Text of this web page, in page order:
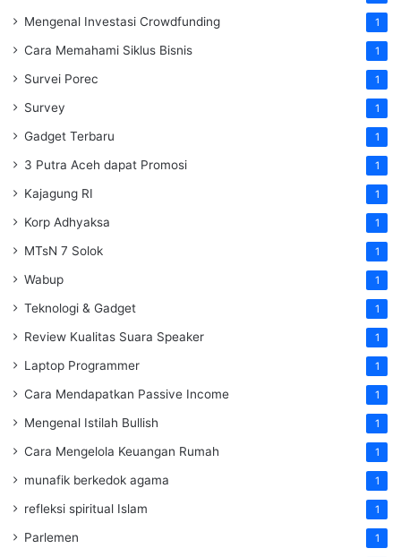
Mengenal Investasi Crowdfunding 1
Cara Memahami Siklus Bisnis 1
Survei Porec 1
Survey 1
Gadget Terbaru 1
3 Putra Aceh dapat Promosi 1
Kajagung RI 1
Korp Adhyaksa 1
MTsN 7 Solok 1
Wabup 1
Teknologi & Gadget 1
Review Kualitas Suara Speaker 1
Laptop Programmer 1
Cara Mendapatkan Passive Income 1
Mengenal Istilah Bullish 1
Cara Mengelola Keuangan Rumah 1
munafik berkedok agama 1
refleksi spiritual Islam 1
Parlemen 1